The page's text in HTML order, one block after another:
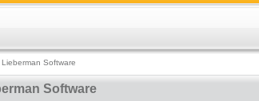
Lieberman Software
Software